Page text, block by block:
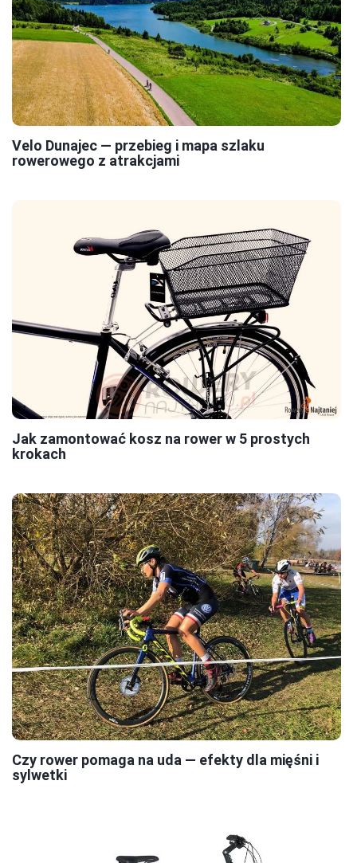
Velo Dunajec — przebieg i mapa szlaku
rowerowego z atrakcjami
Jak zamontować kosz na rower w 5 prostych
krokach
Czy rower pomaga na uda — efekty dla mięśni i
sylwetki